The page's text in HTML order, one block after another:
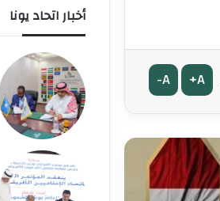
A+
A-
أخبار اتحاد يونا